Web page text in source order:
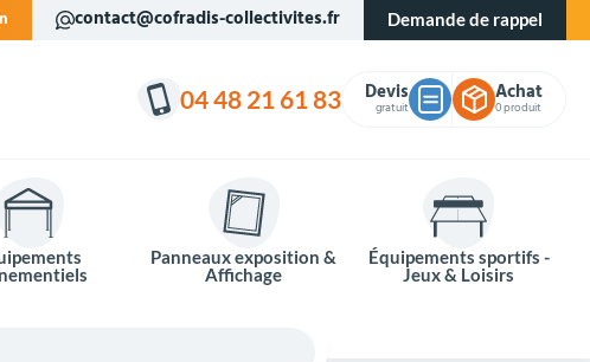
contact@cofradis-collectivites.fr Demande de rappel
04 48 21 61 83 Devis
gratuit
Achat
0 produit
Panneaux exposition &
Affichage
Équipements sportifs -
Jeux & Loisirs